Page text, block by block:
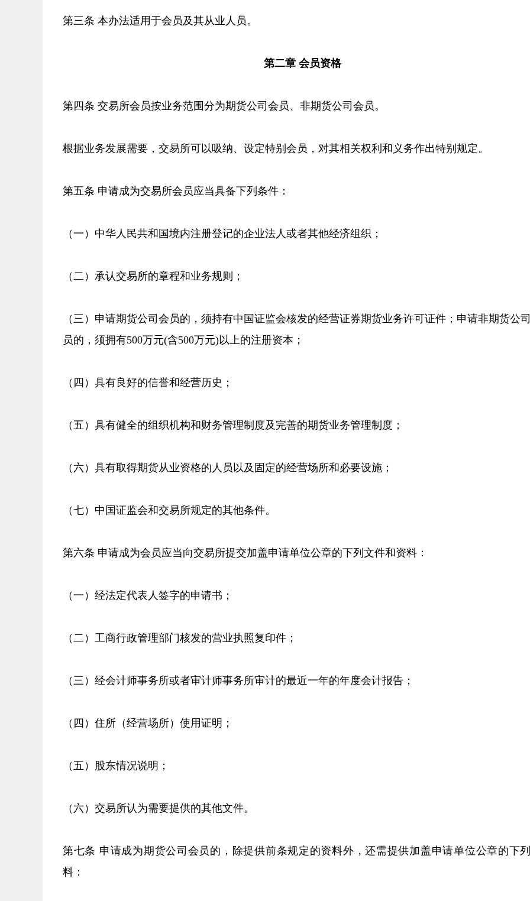
第三条 本办法适用于会员及其从业人员。
第二章 会员资格
第四条 交易所会员按业务范围分为期货公司会员、非期货公司会员。
根据业务发展需要，交易所可以吸纳、设定特别会员，对其相关权利和义务作出特别规定。
第五条 申请成为交易所会员应当具备下列条件：
（一）中华人民共和国境内注册登记的企业法人或者其他经济组织；
（二）承认交易所的章程和业务规则；
（三）申请期货公司会员的，须持有中国证监会核发的经营证券期货业务许可证件；申请非期货公
员的，须拥有500万元(含500万元)以上的注册资本；
（四）具有良好的信誉和经营历史；
（五）具有健全的组织机构和财务管理制度及完善的期货业务管理制度；
（六）具有取得期货从业资格的人员以及固定的经营场所和必要设施；
（七）中国证监会和交易所规定的其他条件。
第六条 申请成为会员应当向交易所提交加盖申请单位公章的下列文件和资料：
（一）经法定代表人签字的申请书；
（二）工商行政管理部门核发的营业执照复印件；
（三）经会计师事务所或者审计师事务所审计的最近一年的年度会计报告；
（四）住所（经营场所）使用证明；
（五）股东情况说明；
（六）交易所认为需要提供的其他文件。
第七条 申请成为期货公司会员的，除提供前条规定的资料外，还需提供加盖申请单位公章的下
料：